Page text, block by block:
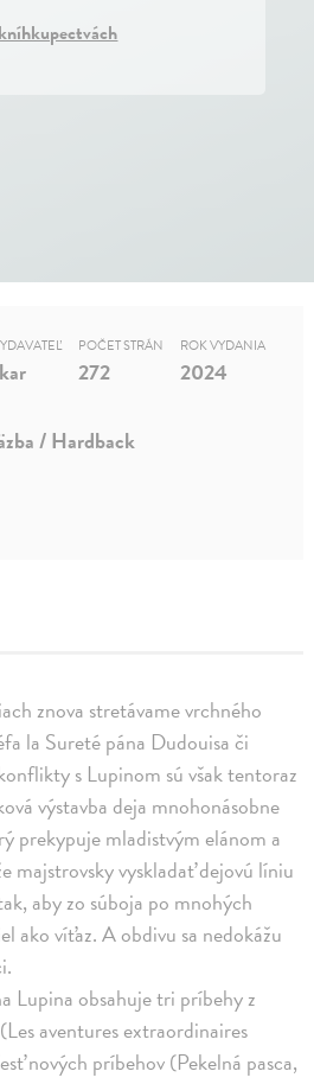
znova stretávame vrchného
la Sureté pána Dudouisa či
s Lupinom sú však tentoraz
výstavba deja mnohonásobne
prekypuje mladistvým elánom a
majstrovsky vyskladať dejovú líniu
aby zo súboja po mnohých
ako víťaz. A obdivu sa nedokážu
Lupina obsahuje tri príbehy z
aventures extraordinaires
nových príbehov (Pekelná pasca,
POČET STRÁN
272
ROK VYDANIA
2024
/ Hardback